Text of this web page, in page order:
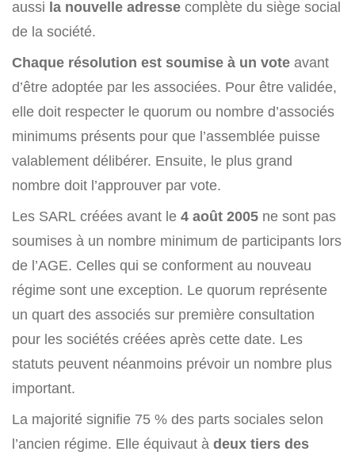
aussi la nouvelle adresse complète du siège social
de la société.
Chaque résolution est soumise à un vote avant
d’être adoptée par les associées. Pour être validée,
elle doit respecter le quorum ou nombre d’associés
minimums présents pour que l’assemblée puisse
valablement délibérer. Ensuite, le plus grand
nombre doit l’approuver par vote.
Les SARL créées avant le 4 août 2005 ne sont pas
soumises à un nombre minimum de participants lors
de l’AGE. Celles qui se conforment au nouveau
régime sont une exception. Le quorum représente
un quart des associés sur première consultation
pour les sociétés créées après cette date. Les
statuts peuvent néanmoins prévoir un nombre plus
important.
La majorité signifie 75 % des parts sociales selon
l’ancien régime. Elle équivaut à deux tiers des